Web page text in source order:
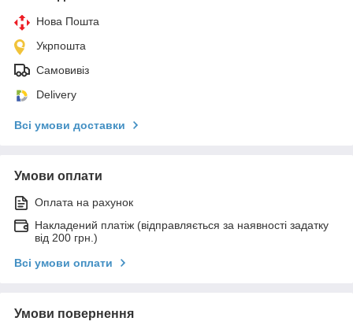
Нова Пошта
Укрпошта
Самовивіз
Delivery
Всі умови доставки
Умови оплати
Оплата на рахунок
Накладений платіж (відправляється за наявності задатку
від 200 грн.)
Всі умови оплати
Умови повернення